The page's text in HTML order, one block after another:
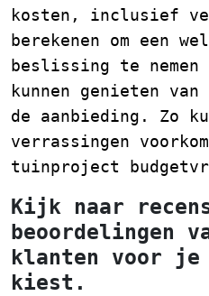
kosten, inclusief
berekenen om een
beslissing te
kunnen genieten
de aanbieding. Zo
verrassingen
tuinproject
Kijk naar
beoordelingen
klanten voor je
kiest.